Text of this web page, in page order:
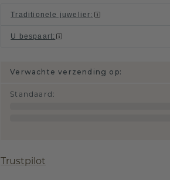
Traditionele juwelier:
U bespaart:
Verwachte verzending op:
Standaard :
Trustpilot